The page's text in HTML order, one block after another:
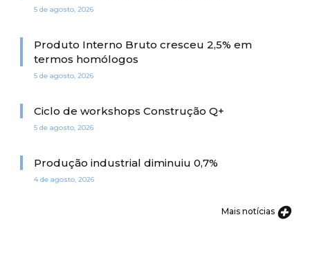
5 de agosto, 2026
Produto Interno Bruto cresceu 2,5% em
termos homólogos
5 de agosto, 2026
Ciclo de workshops Construção Q+
5 de agosto, 2026
Produção industrial diminuiu 0,7%
4 de agosto, 2026
Mais notícias